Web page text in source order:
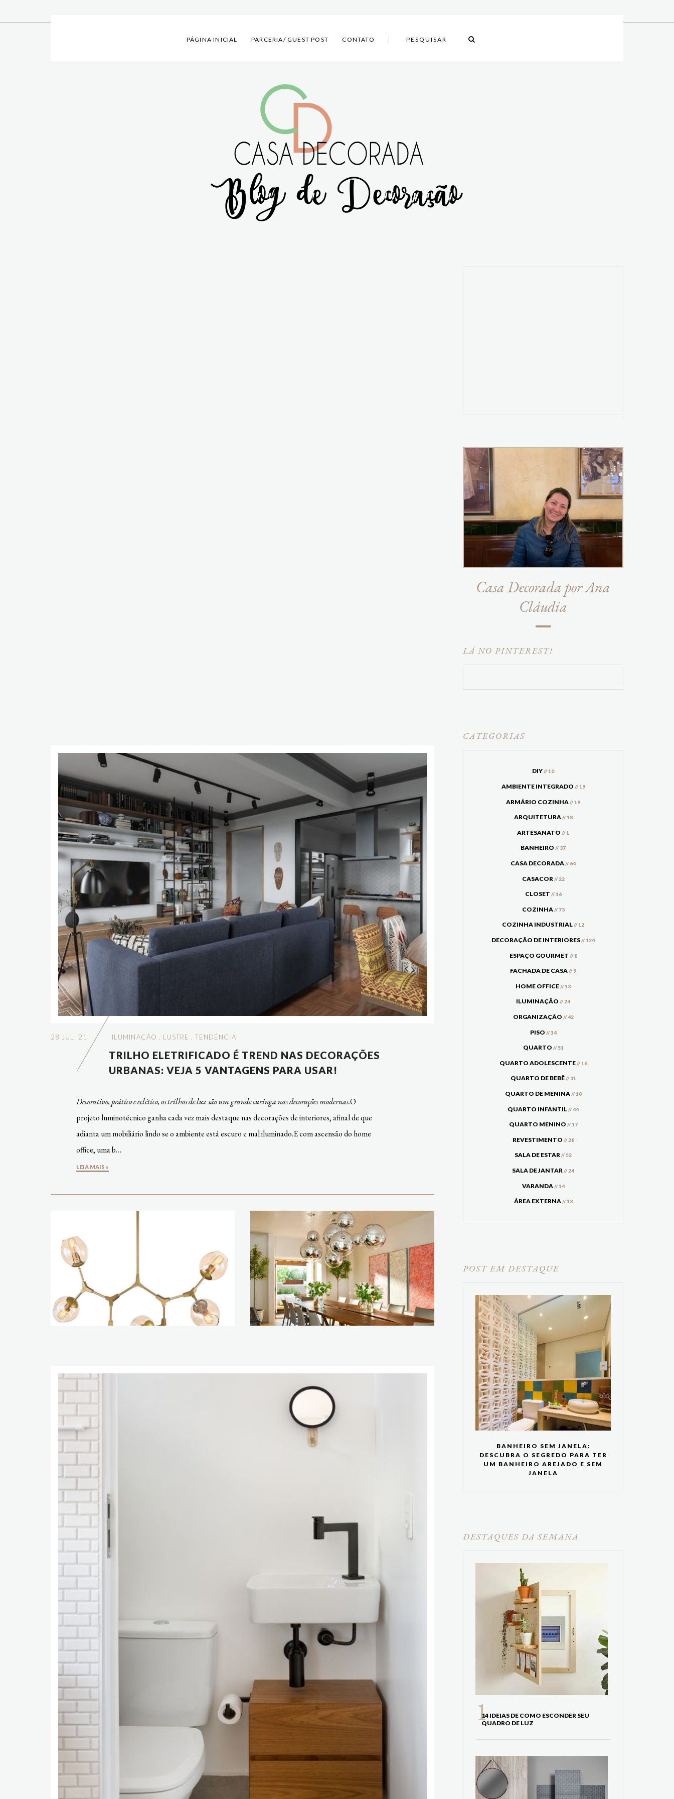
PÁGINA INICIAL PARCERIA/ GUEST POST CONTATO
28 JUL. 21 ILUMINAÇÃO . LUSTRE .TENDÊNCIA
TRILHO ELETRIFICADO É TREND NAS DECORAÇÕES
URBANAS: VEJA 5 VANTAGENS PARA USAR!
Decorativo, prático e eclético, os trilhos de luz são um grande curinga nas decorações modernas.O
projeto luminotécnico ganha cada vez mais destaque nas decorações de interiores, afinal de que
adianta um mobiliário lindo se o ambiente está escuro e mal iluminado.E com ascensão do home
office, uma b…
LEIA MAIS »
Casa Decorada por Ana
Cláudia
LÁ NO PINTEREST!
CATEGORIAS
DIY// 10
AMBIENTE INTEGRADO // 19
ARMÁRIO COZINHA// 19
ARQUITETURA// 18
ARTESANATO// 1
BANHEIRO// 37
CASA DECORADA// 64
CASACOR // 22
CLOSET // 16
COZINHA// 73
COZINHA INDUSTRIAL// 12
DECORAÇÃO DE INTERIORES// 124
ESPAÇO GOURMET // 8
FACHADA DE CASA// 9
HOME OFFICE// 13
ILUMINAÇÃO// 24
ORGANIZAÇÃO // 42
PISO // 14
QUARTO // 51
QUARTO ADOLESCENTE// 16
QUARTO DE BEBÊ// 31
QUARTO DE MENINA// 18
QUARTO INFANTIL// 44
QUARTO MENINO // 17
REVESTIMENTO // 28
SALA DE ESTAR// 52
SALA DE JANTAR// 24
VARANDA// 14
ÁREA EXTERNA// 13
POST EM DESTAQUE
BANHEIRO SEM JANELA:
DESCUBRA O SEGREDO PARA TER
UM BANHEIRO AREJADO E SEM
JANELA
DESTAQUES DA SEMANA
14 IDEIAS DE COMO ESCONDER SEU
QUADRO DE LUZ